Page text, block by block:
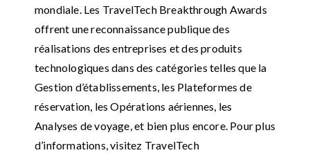
mondiale. Les TravelTech Breakthrough Awards
offrent une reconnaissance publique des
réalisations des entreprises et des produits
technologiques dans des catégories telles que la
Gestion d’établissements, les Plateformes de
réservation, les Opérations aériennes, les
Analyses de voyage, et bien plus encore. Pour plus
d’informations, visitez TravelTech